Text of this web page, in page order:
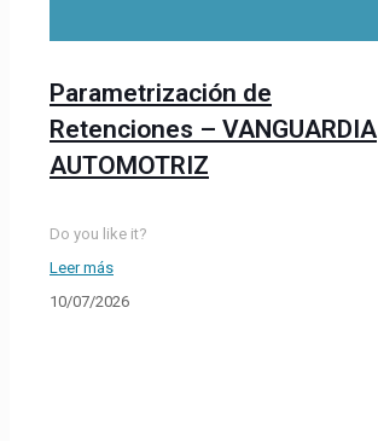
Parametrización de
Retenciones – VANGUARDIA
AUTOMOTRIZ
Do you like it?
Leer más
10/07/2026